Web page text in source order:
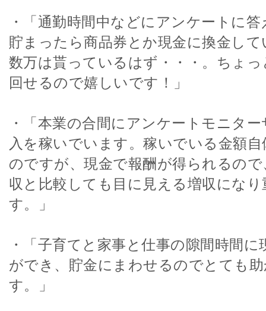
・「通勤時間中などにアンケートに
貯まったら商品券とか現金に換金し
数万は貰っているはず・・・。ちょ
回せるので嬉しいです！」
・「本業の合間にアンケートモニタ
入を稼いでいます。稼いでいる金額
のですが、現金で報酬が得られるの
収と比較しても目に見える増収にな
す。」
・「子育てと家事と仕事の隙間時間
ができ、貯金にまわせるのでとても
す。」